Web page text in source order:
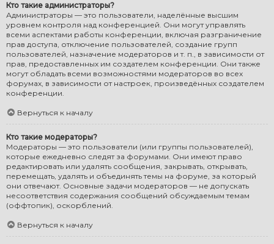
Кто такие администраторы?
Администраторы — это пользователи, наделённые высшим
уровнем контроля над конференцией. Они могут управлять
всеми аспектами работы конференции, включая разграничение
прав доступа, отключение пользователей, создание групп
пользователей, назначение модераторов и т. п., в зависимости от
прав, предоставленных им создателем конференции. Они также
могут обладать всеми возможностями модераторов во всех
форумах, в зависимости от настроек, произведённых создателем
конференции.
Вернуться к началу
Кто такие модераторы?
Модераторы — это пользователи (или группы пользователей),
которые ежедневно следят за форумами. Они имеют право
редактировать или удалять сообщения, закрывать, открывать,
перемещать, удалять и объединять темы на форуме, за который
они отвечают. Основные задачи модераторов — не допускать
несоответствия содержания сообщений обсуждаемым темам
(оффтопик), оскорблений.
Вернуться к началу